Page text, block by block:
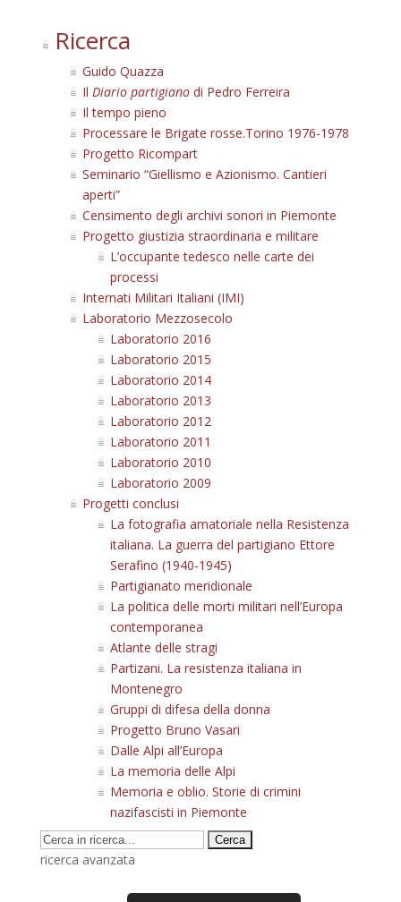
Ricerca
Guido Quazza
Il Diario partigianodi Pedro Ferreira
Il tempo pieno
Processare le Brigate rosse.Torino 1976-1978
Progetto Ricompart
Seminario “Giellismo e Azionismo. Cantieri
aperti”
Censimento degli archivi sonori in Piemonte
Progetto giustizia straordinaria e militare
L’occupante tedesco nelle carte dei
processi
Internati Militari Italiani (IMI)
Laboratorio Mezzosecolo
Laboratorio 2016
Laboratorio 2015
Laboratorio 2014
Laboratorio 2013
Laboratorio 2012
Laboratorio 2011
Laboratorio 2010
Laboratorio 2009
Progetti conclusi
La fotografia amatoriale nella Resistenza
italiana. La guerra del partigiano Ettore
Serafino (1940-1945)
Partigianato meridionale
La politica delle morti militari nell’Europa
contemporanea
Atlante delle stragi
Partizani. La resistenza italiana in
Montenegro
Gruppi di difesa della donna
Progetto Bruno Vasari
Dalle Alpi all’Europa
La memoria delle Alpi
Memoria e oblio. Storie di crimini
nazifascisti in Piemonte
ricerca avanzata